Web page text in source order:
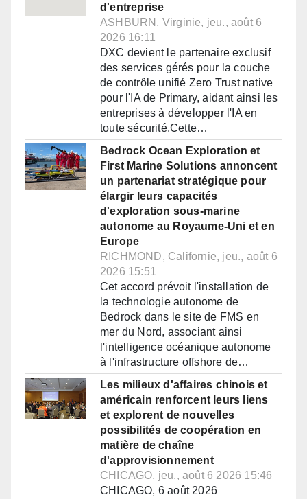
d'entreprise
ASHBURN, Virginie, jeu., août 6
2026 16:11
DXC devient le partenaire exclusif
des services gérés pour la couche
de contrôle unifié Zero Trust native
pour l'IA de Primary, aidant ainsi les
entreprises à développer l'IA en
toute sécurité.Cette…
Bedrock Ocean Exploration et
First Marine Solutions annoncent
un partenariat stratégique pour
élargir leurs capacités
d'exploration sous-marine
autonome au Royaume-Uni et en
Europe
RICHMOND, Californie, jeu., août 6
2026 15:51
Cet accord prévoit l'installation de
la technologie autonome de
Bedrock dans le site de FMS en
mer du Nord, associant ainsi
l'intelligence océanique autonome
à l'infrastructure offshore de…
Les milieux d'affaires chinois et
américain renforcent leurs liens
et explorent de nouvelles
possibilités de coopération en
matière de chaîne
d'approvisionnement
CHICAGO, jeu., août 6 2026 15:46
CHICAGO, 6 août 2026